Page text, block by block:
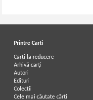
Printre Carti
Carți la reducere
Arhivă carți
Autori
Edituri
Colecții
Cele mai căutate cărți